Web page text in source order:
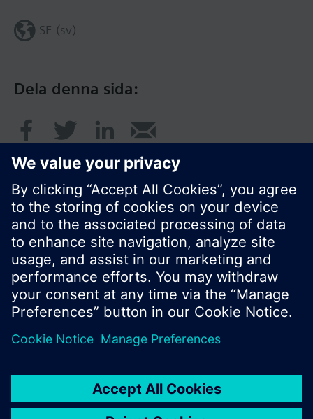
Dela denna sida:
SE (sv)
© Siemens AB, Building Technologies Division,
CPS - 2017
Produktportfölj och priser kan variera mellan
Användarvillkor